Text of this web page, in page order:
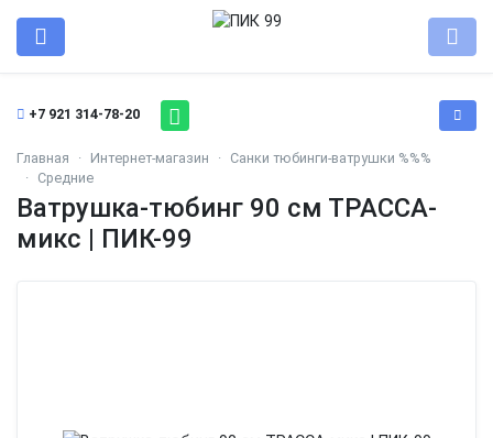
+7 921 314-78-20
Главная Интернет-магазин
Санки тюбинги-ватрушки %%%
Средние
Ватрушка-тюбинг 90 см ТРАССА-
микс | ПИК-99